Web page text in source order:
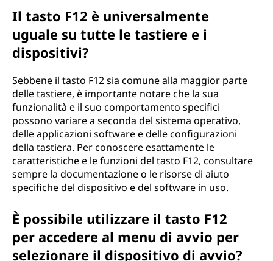
Il tasto F12 è universalmente
uguale su tutte le tastiere e i
dispositivi?
Sebbene il tasto F12 sia comune alla maggior parte
delle tastiere, è importante notare che la sua
funzionalità e il suo comportamento specifici
possono variare a seconda del sistema operativo,
delle applicazioni software e delle configurazioni
della tastiera. Per conoscere esattamente le
caratteristiche e le funzioni del tasto F12, consultare
sempre la documentazione o le risorse di aiuto
specifiche del dispositivo e del software in uso.
È possibile utilizzare il tasto F12
per accedere al menu di avvio per
selezionare il dispositivo di avvio?